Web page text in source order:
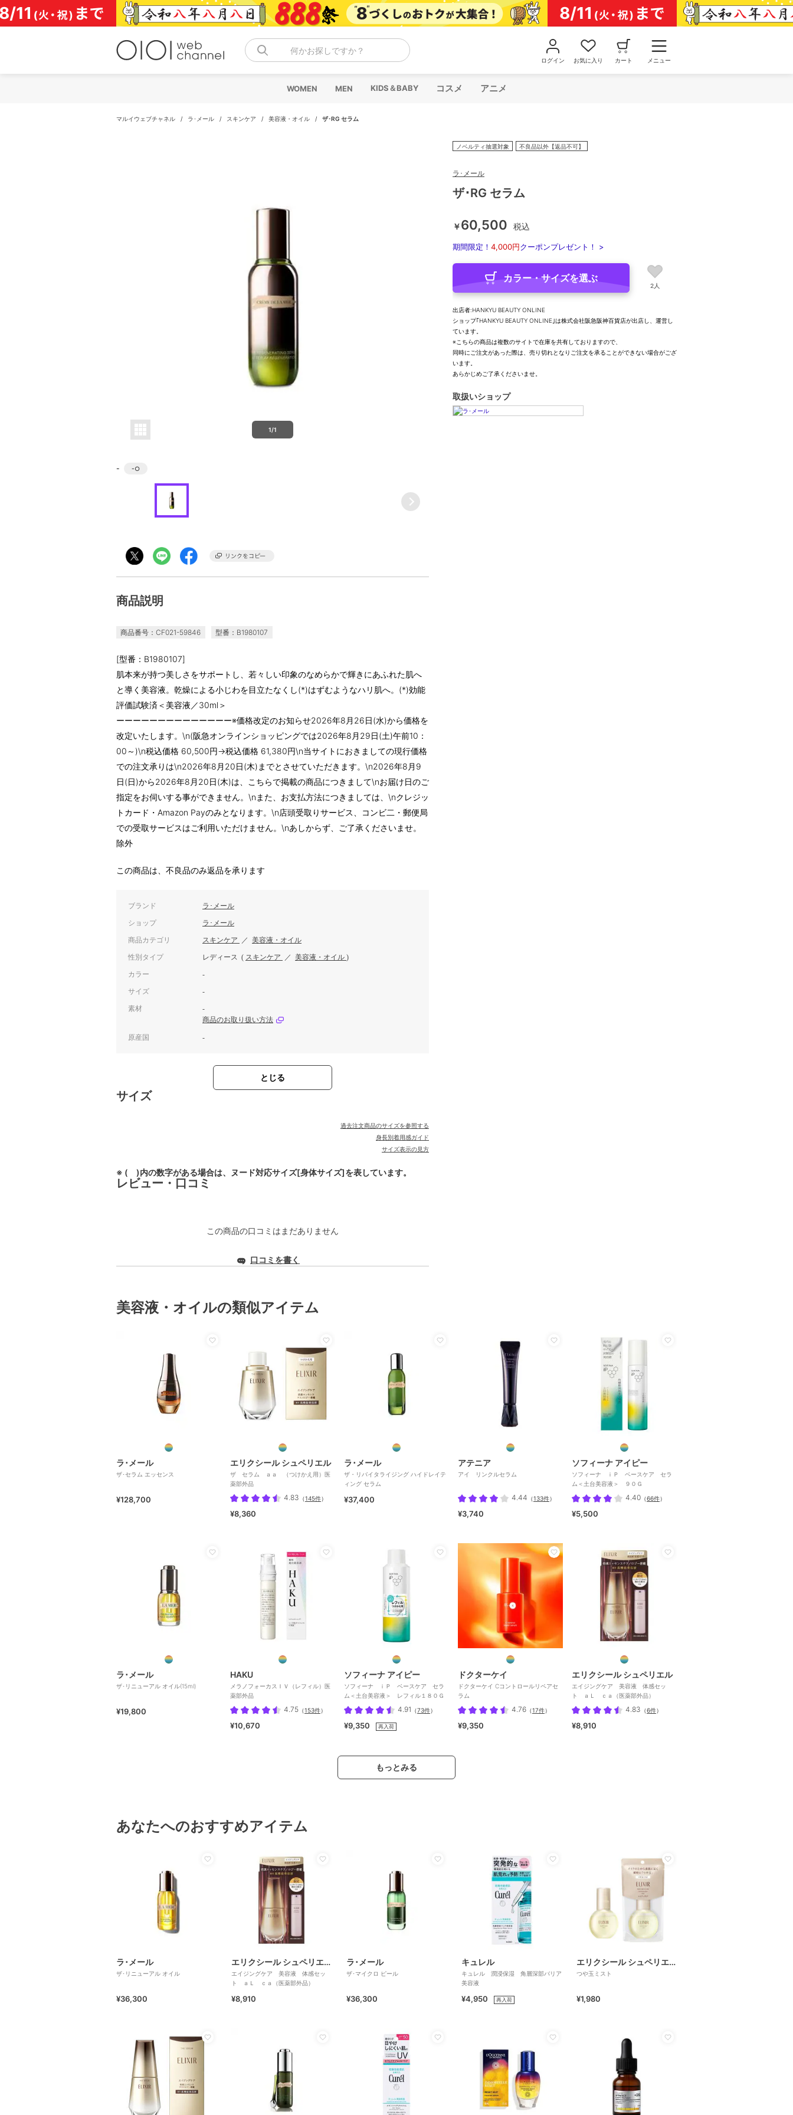
コ
ン
テ
何かお探しですか？
ログイン お気に入り カート メニュー
WOMEN MEN KIDS＆BABY コスメ アニメ
マルイウェブチャネル / ラ･メール / スキンケア / 美容液・オイル / ザ･RG セラム
1/1
- -○
商品説明
商品番号：CF021-59846 型番：B1980107
[型番：B1980107]
肌本来が持つ美しさをサポートし、若々しい印象のなめらかで輝きにあふれた肌へ
と導く美容液。乾燥による小じわを目立たなくし(*)はずむようなハリ肌へ。(*)効能
評価試験済＜美容液／30ml＞
ーーーーーーーーーーーーーー※価格改定のお知らせ2026年8月26日(水)から価格を
改定いたします。\n(阪急オンラインショッピングでは2026年8月29日(土)午前10：
00～)\n税込価格 60,500円→税込価格 61,380円\n当サイトにおきましての現行価格
での注文承りは\n2026年8月20日(木)までとさせていただきます。\n2026年8月9
日(日)から2026年8月20日(木)は、こちらで掲載の商品につきまして\nお届け日のご
指定をお伺いする事ができません。\nまた、お支払方法につきましては、\nクレジッ
トカード・Amazon Payのみとなります。\n店頭受取りサービス、コンビ二・郵便局
での受取サービスはご利用いただけません。\nあしからず、ご了承くださいませ。
除外
この商品は、不良品のみ返品を承ります
ブランド ラ･メール
ショップ ラ･メール
商品カテゴリ スキンケア ／ 美容液・オイル
性別タイプ レディース ( スキンケア ／ 美容液・オイル )
カラー -
サイズ -
素材
-
商品のお取り扱い方法
原産国 -
とじる
サイズ
過去注文商品のサイズを参照する
身長別着用感ガイド
サイズ表示の見方
※ ( )内の数字がある場合は、ヌード対応サイズ[身体サイズ]を表しています。
レビュー・口コミ
この商品の口コミはまだありません
口コミを書く
ノベルティ抽選対象 不良品以外【返品不可】
ラ･メール
ザ･RG セラム
￥60,500 税込
期間限定！ 4,000円クーポンプレゼント！ >
カラー・サイズを選ぶ
2人
出店者:HANKYU BEAUTY ONLINE
ショップ｢HANKYU BEAUTY ONLINE｣は株式会社阪急阪神百貨店が出店し、運営し
ています。
※こちらの商品は複数のサイトで在庫を共有しておりますので、
同時にご注文があった際は、売り切れとなりご注文を承ることができない場合がござ
います。
あらかじめご了承くださいませ。
取扱いショップ
美容液・オイルの類似アイテム
ラ･メール
ザ･セラム エッセンス
¥128,700
エリクシール シュペリエル
ザ セラム ａａ （つけかえ用）医
薬部外品
4.83 （145件）
¥8,360
ラ･メール
ザ・リバイタライジング ハイドレイテ
ィング セラム
¥37,400
アテニア
アイ リンクルセラム
4.44 （133件）
¥3,740
ソフィーナ アイピー
ソフィーナ ｉＰ ベースケア セラ
ム＜土台美容液＞ ９０Ｇ
4.40 （66件）
¥5,500
ラ･メール
ザ･リニューアル オイル(15ml)
¥19,800
HAKU
メラノフォーカスＩＶ（レフィル）医
薬部外品
4.75 （153件）
¥10,670
ソフィーナ アイピー
ソフィーナ ｉＰ ベースケア セラ
ム＜土台美容液＞ レフィル１８０Ｇ
4.91 （73件）
¥9,350 再入荷
ドクターケイ
ドクターケイ Cコントロールリペアセ
ラム
4.76 （17件）
¥9,350
エリクシール シュペリエル
エイジングケア 美容液 体感セッ
ト ａＬ ｃａ（医薬部外品）
4.83 （6件）
¥8,910
もっとみる
あなたへのおすすめアイテム
ラ･メール
ザ･リニューアル オイル
¥36,300
エリクシール シュペリエル
エイジングケア 美容液 体感セッ
ト ａＬ ｃａ（医薬部外品）
¥8,910
ラ･メール
ザ･マイクロ ピール
¥36,300
キュレル
キュレル 潤浸保湿 角層深部バリア
美容液
¥4,950 再入荷
エリクシール シュペリエル
つや玉ミスト
¥1,980